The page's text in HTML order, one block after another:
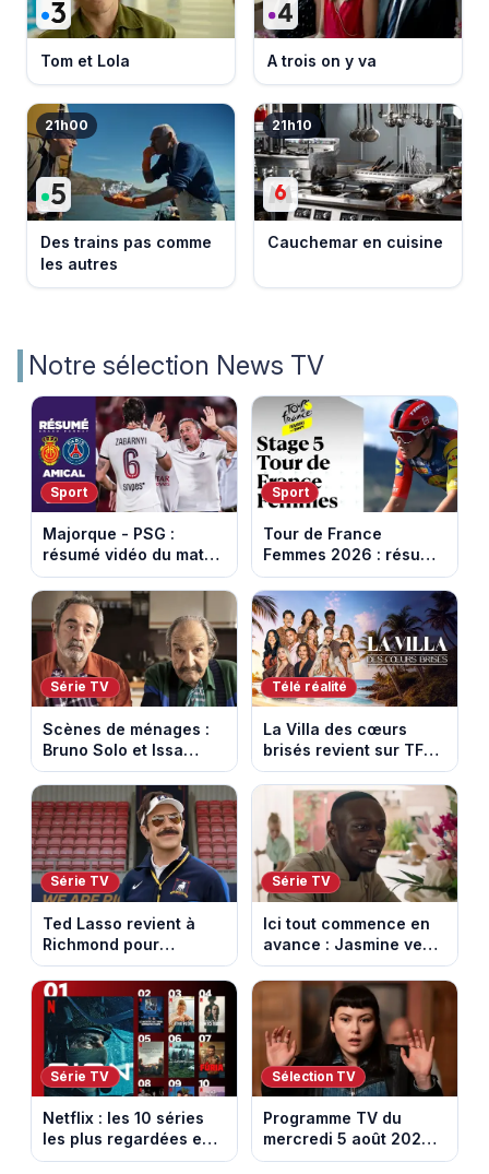
Tom et Lola A trois on y va
21h00
Des trains pas comme
les autres
21h10
Cauchemar en cuisine
Notre sélection News TV
Sport
Majorque - PSG :
résumé vidéo du match
amical du 5 août 2026
Sport
Tour de France
Femmes 2026 : résumé
vidéo de la 5e étape
entre Mâcon et
Belleville-en-
Beaujolais
Série TV
Scènes de ménages :
Bruno Solo et Issa
Doumbia rejoignent la
saison 18 sur M6
Télé réalité
La Villa des cœurs
brisés revient sur TFX :
voici les candidats de
la saison 11 au Mexique
Série TV
Ted Lasso revient à
Richmond pour
entraîner une équipe
féminine dans la
saison 4
Série TV
Ici tout commence en
avance : Jasmine veut
retenir Louis. Episode
du 6 août 2026
(spoiler)
Série TV
Netflix : les 10 séries
les plus regardées en
France en ce moment
Sélection TV
Programme TV du
mercredi 5 août 2026 :
notre sélection pour